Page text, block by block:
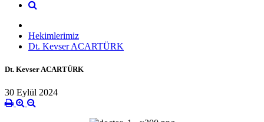
Hekimlerimiz
Dt. Kevser ACARTÜRK
Dt. Kevser ACARTÜRK
30 Eylül 2024